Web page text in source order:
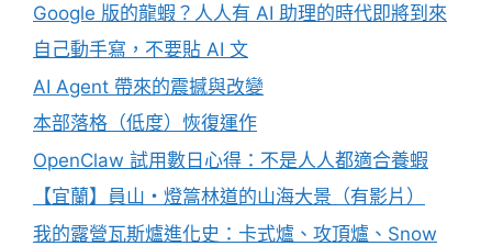
Google 版的龍蝦？人人有 AI 助理的時代即將到來
自己動手寫，不要貼 AI 文
AI Agent 帶來的震撼與改變
本部落格（低度）恢復運作
OpenClaw 試用數日心得：不是人人都適合養蝦
【宜蘭】員山・燈篙林道的山海大景（有影片）
我的露營瓦斯爐進化史：卡式爐、攻頂爐、Snow